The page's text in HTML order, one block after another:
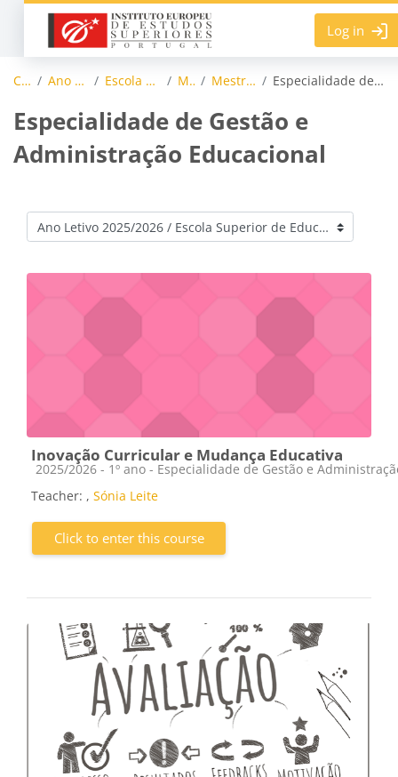
Skip to main content
Log in
Courses Ano Letivo 2025/2026 Escola Superior de Educação Mestrados Mestrado em Educação Especialidade de Gestão e Administração Educacional
Especialidade de Gestão e
Administração Educacional
Course categories
Inovação Curricular e Mudança Educativa
Course category
2025/2026 - 1º ano - Especialidade de Gestão e
Teacher: , Sónia Leite
Click to enter this course